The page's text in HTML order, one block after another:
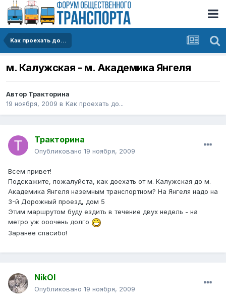
Kак проехать до...
м. Калужская - м. Академика Янгеля
Автор Тракторина
19 ноября, 2009 в Kак проехать до...
Тракторина
Опубликовано 19 ноября, 2009
Всем привет!
Подскажите, пожалуйста, как доехать от м. Калужская до м.
Академика Янгеля наземным транспортном? На Янгеля надо на
3-й Дорожный проезд, дом 5
Этим маршрутом буду ездить в течение двух недель - на
метро уж ооочень долго
Заранее спасибо!
NikOl
Опубликовано 19 ноября, 2009